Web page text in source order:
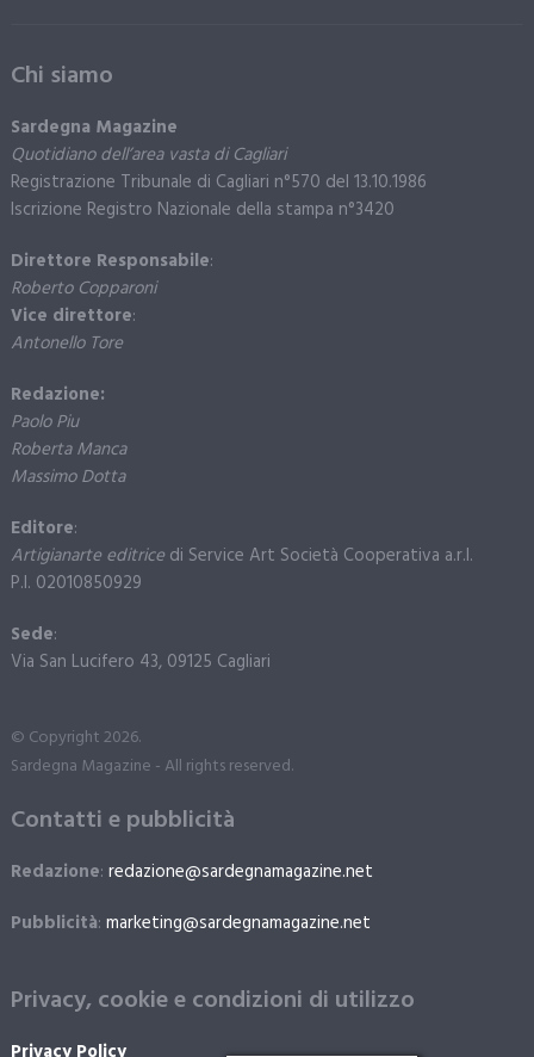
Chi siamo
Sardegna Magazine
Quotidiano dell’area vasta di Cagliari
Registrazione Tribunale di Cagliari n°570 del 13.10.1986
Iscrizione Registro Nazionale della stampa n°3420
Direttore Responsabile:
Roberto Copparoni
Vice direttore:
Antonello Tore
Redazione:
Paolo Piu
Roberta Manca
Massimo Dotta
Editore:
Artigianarte editricedi Service Art Società Cooperativa a.r.l.
P.I. 02010850929
Sede:
Via San Lucifero 43, 09125 Cagliari
© Copyright 2026.
Sardegna Magazine - All rights reserved.
Contatti e pubblicità
Redazione: redazione@sardegnamagazine.net
Pubblicità: marketing@sardegnamagazine.net
Privacy, cookie e condizioni di utilizzo